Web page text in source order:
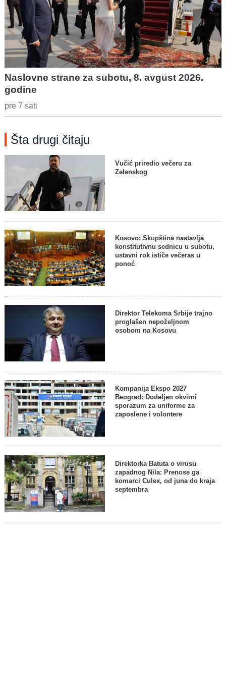
Naslovne strane za subotu, 8. avgust 2026.
godine
pre 7 sati
Šta drugi čitaju
Vučić priredio večeru za
Zelenskog
Kosovo: Skupština nastavlja
konstitutivnu sednicu u subotu,
ustavni rok ističe večeras u
ponoć
Direktor Telekoma Srbije trajno
proglašen nepoželjnom
osobom na Kosovu
Kompanija Ekspo 2027
Beograd: Dodeljen okvirni
sporazum za uniforme za
zaposlene i volontere
Direktorka Batuta o virusu
zapadnog Nila: Prenose ga
komarci Culex, od juna do kraja
septembra